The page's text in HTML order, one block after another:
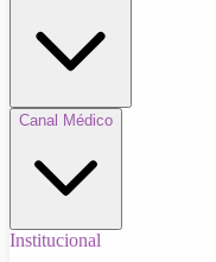
Canal Médico
Institucional